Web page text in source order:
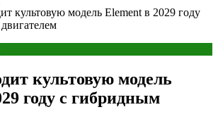
культовую модель Element в 2029 году
культовую модель
году с гибридным